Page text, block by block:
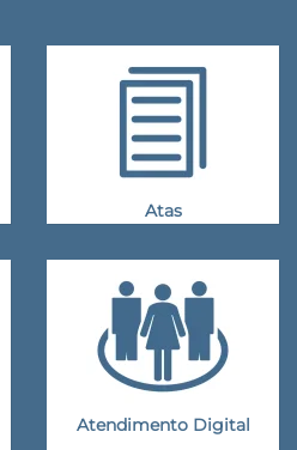
Atas
Atendimento Digital